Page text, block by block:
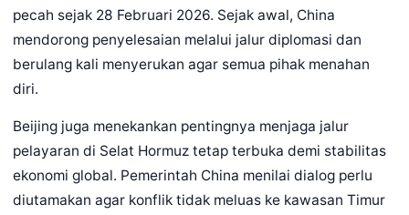
pecah sejak 28 Februari 2026. Sejak awal, China
mendorong penyelesaian melalui jalur diplomasi dan
berulang kali menyerukan agar semua pihak menahan
diri.
Beijing juga menekankan pentingnya menjaga jalur
pelayaran di Selat Hormuz tetap terbuka demi stabilitas
ekonomi global. Pemerintah China menilai dialog perlu
diutamakan agar konflik tidak meluas ke kawasan Timur